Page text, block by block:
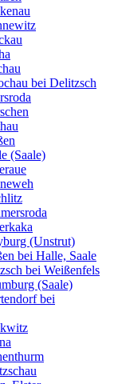
bei Delitzsch
(Saale)
(Unstrut)
bei Halle, Saale
bei Weißenfels
(Saale)
bei